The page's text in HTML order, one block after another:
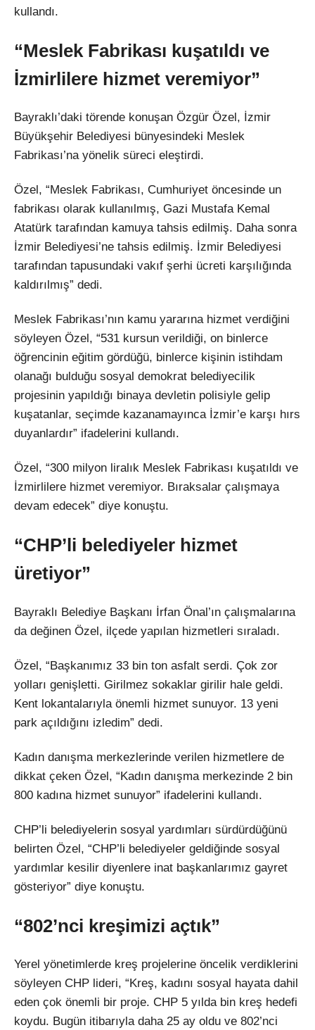
kullandı.
“Meslek Fabrikası kuşatıldı ve
İzmirlilere hizmet veremiyor”
Bayraklı’daki törende konuşan Özgür Özel, İzmir
Büyükşehir Belediyesi bünyesindeki Meslek
Fabrikası’na yönelik süreci eleştirdi.
Özel, “Meslek Fabrikası, Cumhuriyet öncesinde un
fabrikası olarak kullanılmış, Gazi Mustafa Kemal
Atatürk tarafından kamuya tahsis edilmiş. Daha sonra
İzmir Belediyesi’ne tahsis edilmiş. İzmir Belediyesi
tarafından tapusundaki vakıf şerhi ücreti karşılığında
kaldırılmış” dedi.
Meslek Fabrikası’nın kamu yararına hizmet verdiğini
söyleyen Özel, “531 kursun verildiği, on binlerce
öğrencinin eğitim gördüğü, binlerce kişinin istihdam
olanağı bulduğu sosyal demokrat belediyecilik
projesinin yapıldığı binaya devletin polisiyle gelip
kuşatanlar, seçimde kazanamayınca İzmir’e karşı hırs
duyanlardır” ifadelerini kullandı.
Özel, “300 milyon liralık Meslek Fabrikası kuşatıldı ve
İzmirlilere hizmet veremiyor. Bıraksalar çalışmaya
devam edecek” diye konuştu.
“CHP’li belediyeler hizmet
üretiyor”
Bayraklı Belediye Başkanı İrfan Önal’ın çalışmalarına
da değinen Özel, ilçede yapılan hizmetleri sıraladı.
Özel, “Başkanımız 33 bin ton asfalt serdi. Çok zor
yolları genişletti. Girilmez sokaklar girilir hale geldi.
Kent lokantalarıyla önemli hizmet sunuyor. 13 yeni
park açıldığını izledim” dedi.
Kadın danışma merkezlerinde verilen hizmetlere de
dikkat çeken Özel, “Kadın danışma merkezinde 2 bin
800 kadına hizmet sunuyor” ifadelerini kullandı.
CHP’li belediyelerin sosyal yardımları sürdürdüğünü
belirten Özel, “CHP’li belediyeler geldiğinde sosyal
yardımlar kesilir diyenlere inat başkanlarımız gayret
gösteriyor” diye konuştu.
“802’nci kreşimizi açtık”
Yerel yönetimlerde kreş projelerine öncelik verdiklerini
söyleyen CHP lideri, “Kreş, kadını sosyal hayata dahil
eden çok önemli bir proje. CHP 5 yılda bin kreş hedefi
koydu. Bugün itibarıyla daha 25 ay oldu ve 802’nci